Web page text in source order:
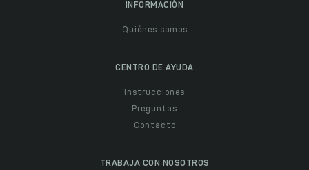
INFORMACIÓN
Quiénes somos
CENTRO DE AYUDA
Instrucciones
Preguntas
Contacto
TRABAJA CON NOSOTROS